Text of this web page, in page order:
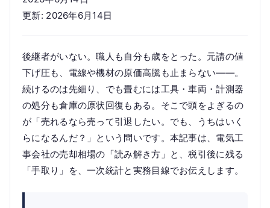
更新: 2026年6月14日
後継者がいない。職人も自分も歳をとった。元請の値
下げ圧も、電線や機材の原価高騰も止まらない——。
続けるのは先細り、でも畳むには工具・車両・計測器
の処分も倉庫の原状回復もある。そこで頭をよぎるの
が「売れるなら売って引退したい。でも、うちはいく
らになるんだ？」という問いです。本記事は、電気工
事会社の売却相場の「読み解き方」と、税引後に残る
「手取り」を、一次統計と実務目線でお伝えします。